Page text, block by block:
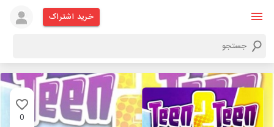
خرید اشتراک
0